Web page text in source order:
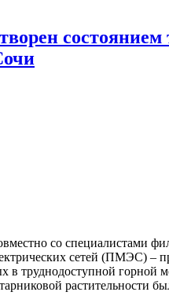
со
сетей (ПМЭС) –
в труднодоступной горной
растительности